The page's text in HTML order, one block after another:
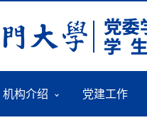
机构介绍 党建工作